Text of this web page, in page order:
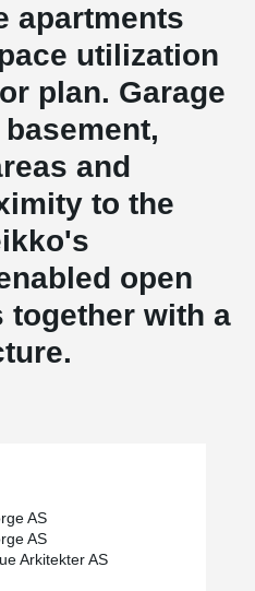
apartments
utilization
plan. Garage
and
to the
open
together with a
AS
AS
Arkitekter AS